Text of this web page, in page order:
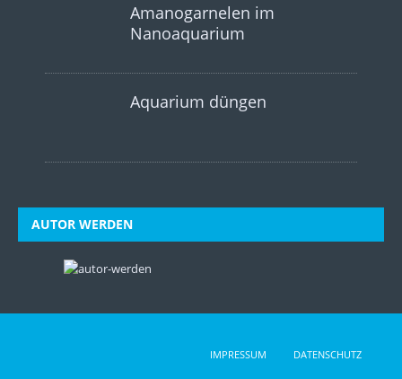
Amanogarnelen im
Nanoaquarium
Aquarium düngen
AUTOR WERDEN
IMPRESSUM DATENSCHUTZ